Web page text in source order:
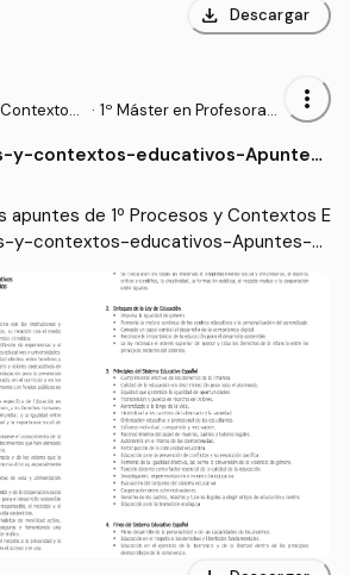
download Descargar
· 1º Máster en Profesorad
aria Obligatoria y Bachill
onal y Enseñanzas de Idi
more_vert
y-contextos-educativos-Apuntes-
apuntes de 1º Procesos y Contextos E
y-contextos-educativos-Apuntes-ex